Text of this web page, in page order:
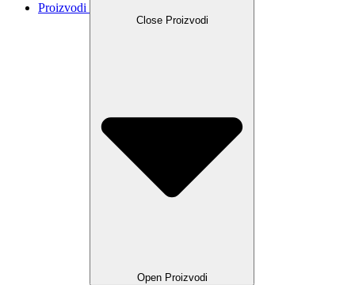
Proizvodi
Close Proizvodi
Open Proizvodi